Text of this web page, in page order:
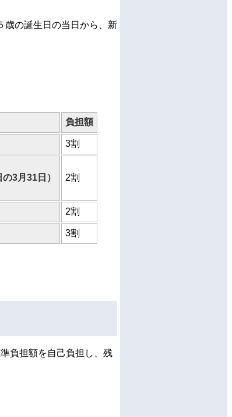
歳の誕生日の当日から、新
負担額
3割
3月31日）
2割
2割
3割
負担額を自己負担し、残